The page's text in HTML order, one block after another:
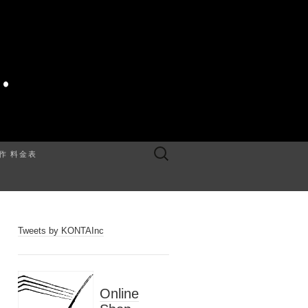
料金表
検
Tweets by KONTAInc
Online